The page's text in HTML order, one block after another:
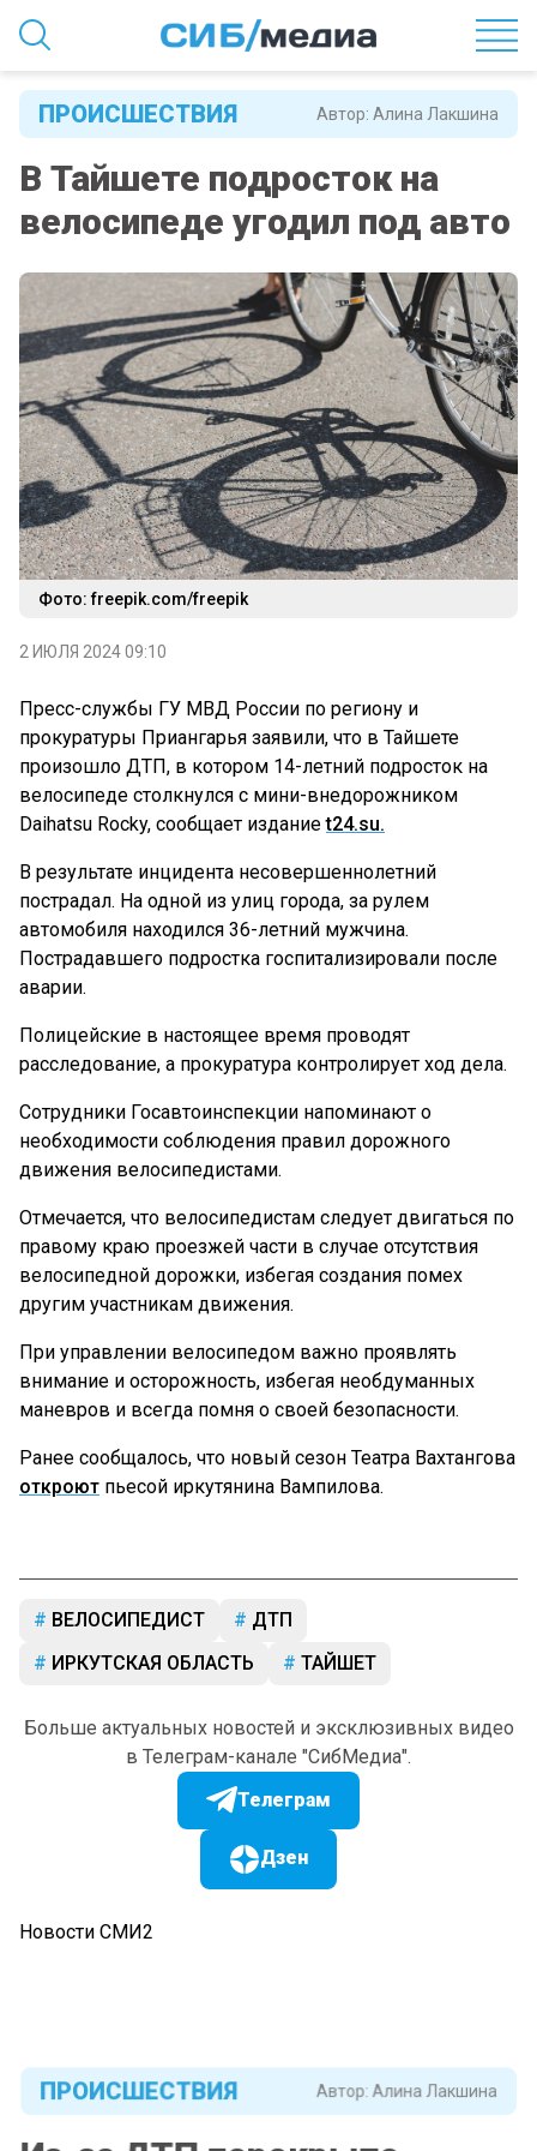
Автор: Алина Лакшина
ПРОИСШЕСТВИЯ
В Тайшете подросток на
велосипеде угодил под авто
Фото: freepik.com/freepik
2 ИЮЛЯ 2024 09:10
Пресс-службы ГУ МВД России по региону и
прокуратуры Приангарья заявили, что в Тайшете
произошло ДТП, в котором 14-летний подросток на
велосипеде столкнулся с мини-внедорожником
Daihatsu Rocky, сообщает изданиеt24.su.
В результате инцидента несовершеннолетний
пострадал. На одной из улиц города, за рулем
автомобиля находился 36-летний мужчина.
Пострадавшего подростка госпитализировали после
аварии.
Полицейские в настоящее время проводят
расследование, а прокуратура контролирует ход дела.
Сотрудники Госавтоинспекции напоминают о
необходимости соблюдения правил дорожного
движения велосипедистами.
Отмечается, что велосипедистам следует двигаться по
правому краю проезжей части в случае отсутствия
велосипедной дорожки, избегая создания помех
другим участникам движения.
При управлении велосипедом важно проявлять
внимание и осторожность, избегая необдуманных
маневров и всегда помня о своей безопасности.
Ранее сообщалось, что новый сезон Театра Вахтангова
откроют пьесой иркутянина Вампилова.
ВЕЛОСИПЕДИСТ
ДТП
ИРКУТСКАЯ ОБЛАСТЬ
ТАЙШЕТ
Больше актуальных новостей и эксклюзивных видео
в Телеграм-канале "СибМедиа".
Телеграм
Дзен
Новости СМИ2
Автор: Алина Лакшина
ПРОИСШЕСТВИЯ